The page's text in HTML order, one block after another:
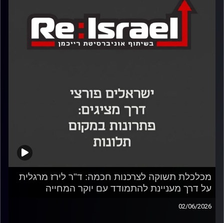
מכלכלת תשוקה לצרכנות חכמה: ד"ר לירז מרגלית
על דרך מעניינת להתמודד עם יוקר המחייה
02/06/2026